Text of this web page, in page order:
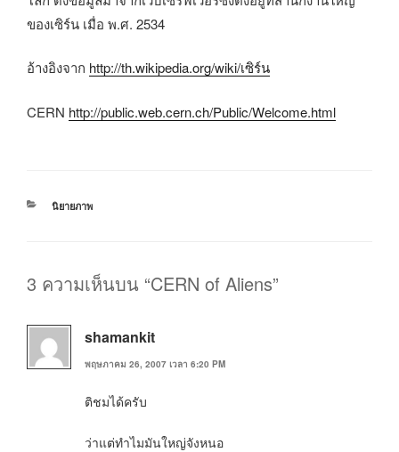
ของเซิร์น เมื่อ พ.ศ. 2534
อ้างอิงจาก http://th.wikipedia.org/wiki/เซิร์น
CERN http://public.web.cern.ch/Public/Welcome.html
หมวด
นิยายภาพ
3 ความเห็นบน “CERN of Aliens”
shamankit
พฤษภาคม 26, 2007 เวลา 6:20 PM
ติชมได้ครับ
ว่าแต่ทำไมมันใหญ่จังหนอ